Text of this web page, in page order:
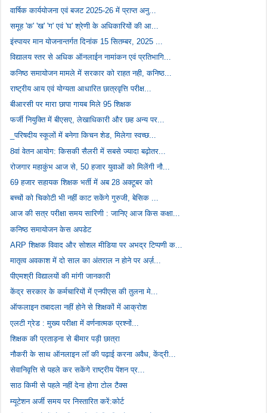
वार्षिक कार्ययोजना एवं बजट 2025-26 में प्राप्त अनु...
समूह 'क' 'ख' 'ग' एवं 'घ' श्रेणी के अधिकारियों की आ...
इंस्पायर मान योजनान्तर्गत दिनांक 15 सितम्बर, 2025 ...
विद्यालय स्तर से अधिक ऑनलाईन नामांकन एवं प्रतिभागि...
कनिष्ठ समायोजन मामले में सरकार को राहत नही, कनिष्ठ...
राष्ट्रीय आय एवं योग्यता आधारित छात्रवृत्ति परीक्ष...
बीआरसी पर मारा छापा गायब मिले 95 शिक्षक
फर्जी नियुक्ति में बीएसए, लेखाधिकारी और छह अन्य पर...
_परिषदीय स्कूलों में बनेगा किचन शेड, मिलेगा स्वच्छ...
8वां वेतन आयोग: किसकी सैलरी में सबसे ज्यादा बढ़ोतर...
रोजगार महाकुंभ आज से, 50 हजार युवाओं को मिलेंगी नौ...
69 हजार सहायक शिक्षक भर्ती में अब 28 अक्टूबर को
बच्चों को चिकोटी भी नहीं काट सकेंगे गुरुजी, बेसिक ...
आज की सत्र परीक्षा समय सारिणी : जानिए आज किस कक्षा...
कनिष्ठ समायोजन केस अपडेट
ARP शिक्षक विवाद और सोशल मीडिया पर अभद्र टिप्पणी क...
मातृत्व अवकाश में दो साल का अंतराल न होने पर अर्ज़...
पीएमश्री विद्यालयों की मांगी जानकारी
केंद्र सरकार के कर्मचारियों में एनपीएस की तुलना मे...
ऑफलाइन तबादला नहीं होने से शिक्षकों में आक्रोश
एलटी ग्रेड : मुख्य परीक्षा में वर्णनात्मक प्रश्नों...
शिक्षक की प्रताड़ना से बीमार पड़ी छात्रा
नौकरी के साथ ऑनलाइन लॉ की पढ़ाई करना अवैध, केंद्री...
सेवानिवृत्ति से पहले कर सकेंगे राष्ट्रीय पेंशन प्र...
साठ किमी से पहले नहीं देना होगा टोल टैक्स
म्यूटेशन अर्जी समय पर निस्तारित करें:कोर्ट